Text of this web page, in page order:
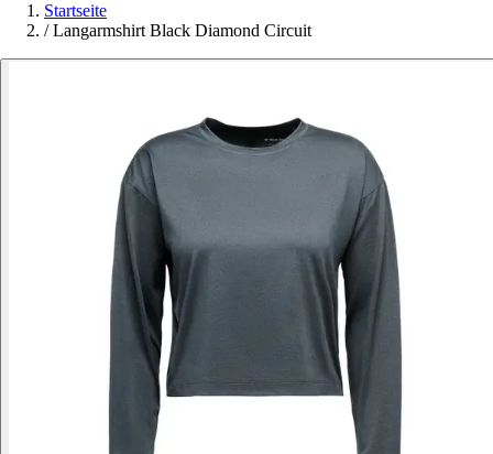
Startseite
/ Langarmshirt Black Diamond Circuit